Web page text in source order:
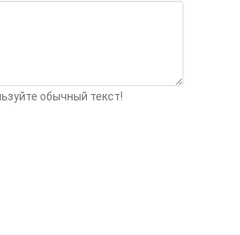
обычный текст!